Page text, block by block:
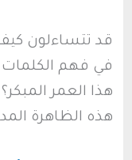
قد تتساءلون
في فهم
هذا العمر
هذه الظاهرة